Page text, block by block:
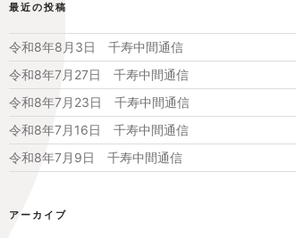
最近の投稿
令和8年8月3日 千寿中間通信
令和8年7月27日 千寿中間通信
令和8年7月23日 千寿中間通信
令和8年7月16日 千寿中間通信
令和8年7月9日 千寿中間通信
アーカイブ